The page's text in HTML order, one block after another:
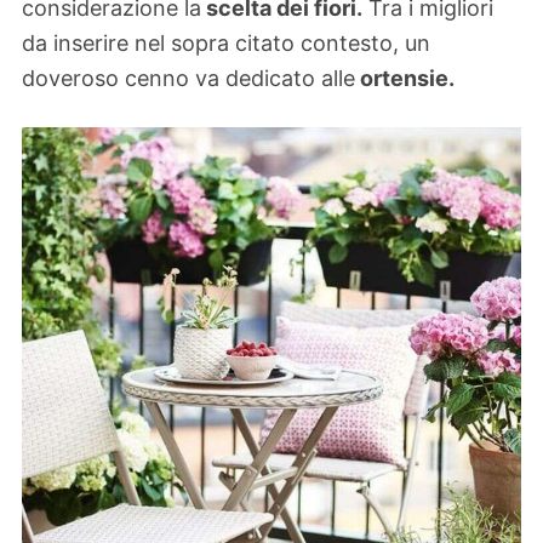
considerazione la scelta dei fiori. Tra i migliori
da inserire nel sopra citato contesto, un
doveroso cenno va dedicato alleortensie.